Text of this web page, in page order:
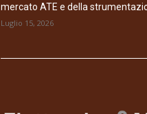
mercato ATE e della
Luglio 15, 2026